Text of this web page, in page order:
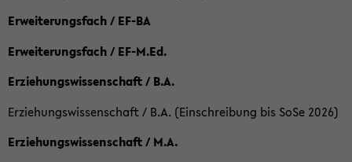
Erweiterungsfach / EF-BA
Erweiterungsfach / EF-M.Ed.
Erziehungswissenschaft / B.A.
Erziehungswissenschaft / B.A. (Einschreibung bis SoSe 2026)
Erziehungswissenschaft / M.A.